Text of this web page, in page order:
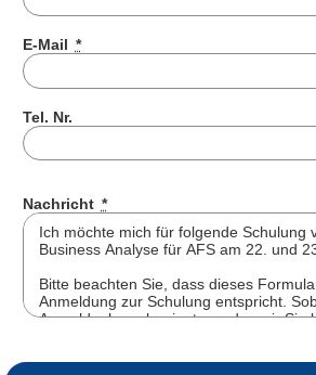
E-Mail *
Tel. Nr.
Nachricht *